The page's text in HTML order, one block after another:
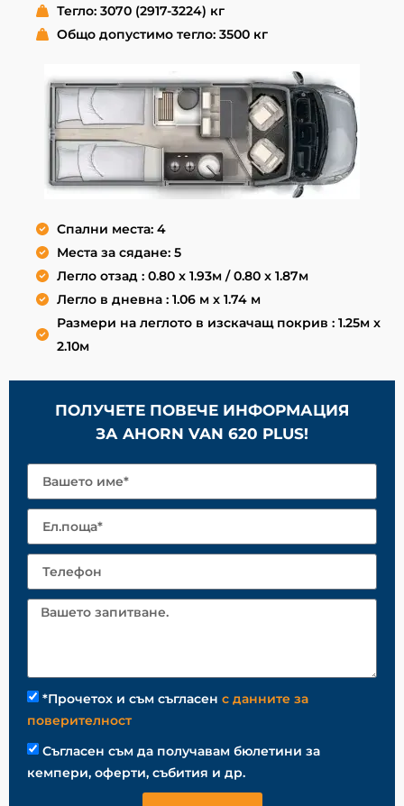
Тегло: 3070 (2917-3224) кг
Общо допустимо тегло: 3500 кг
Спални места: 4
Места за сядане: 5
Легло отзад : 0.80 x 1.93м / 0.80 x 1.87м
Легло в дневна : 1.06 м x 1.74 м
Размери на леглото в изскачащ покрив : 1.25м x
2.10м
ПОЛУЧЕТЕ ПОВЕЧЕ ИНФОРМАЦИЯ
ЗА AHORN VAN 620 PLUS!
*Прочетох и съм съгласен с данните за
поверителност
Съгласен съм да получавам бюлетини за
кемпери, оферти, събития и др.